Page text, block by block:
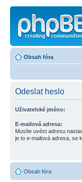
Obsah fóra
Odeslat heslo
Uživatelské jméno:
E-mailová adresa:
Musíte uvést adresu
je to e-mailová adresa, se
Obsah fóra